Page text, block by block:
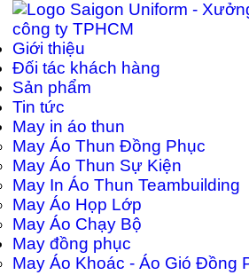
Giới thiệu
Đối tác khách hàng
Sản phẩm
Tin tức
May in áo thun
May Áo Thun Đồng Phục
May Áo Thun Sự Kiện
May In Áo Thun Teambuilding
May Áo Họp Lớp
May Áo Chạy Bộ
May đồng phục
May Áo Khoác - Áo Gió Đồng